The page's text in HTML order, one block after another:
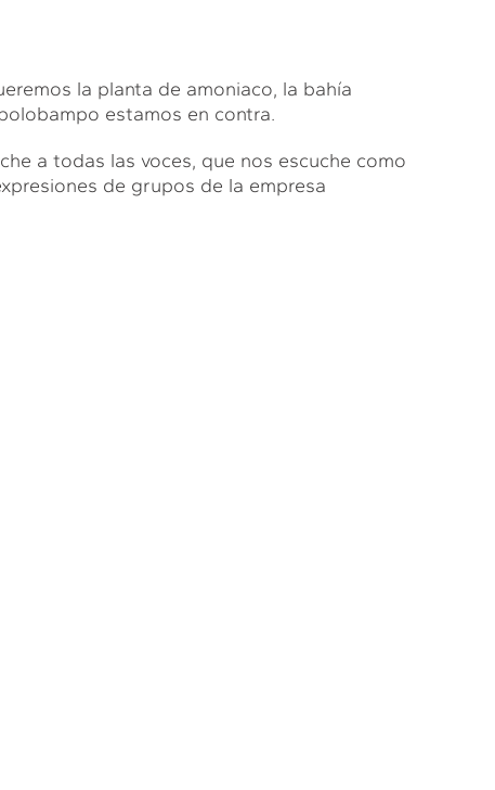
la planta de amoniaco, la bahía
estamos en contra.
a todas las voces, que nos escuche como
de grupos de la empresa